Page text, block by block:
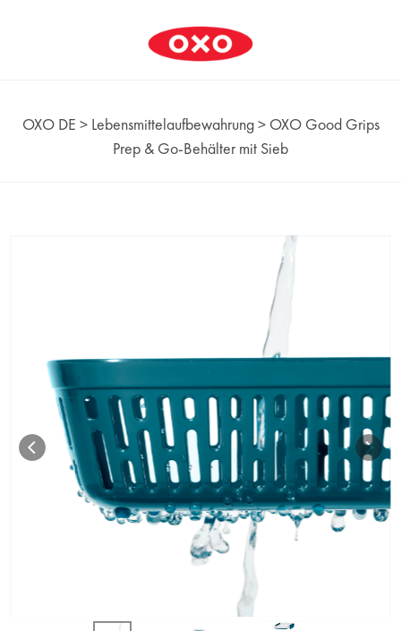
OXO DE > Lebensmittelaufbewahrung> OXO Good Grips
Prep & Go-Behälter mit Sieb